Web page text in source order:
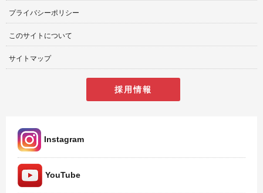
プライバシーポリシー
このサイトについて
サイトマップ
採用情報
Instagram
YouTube